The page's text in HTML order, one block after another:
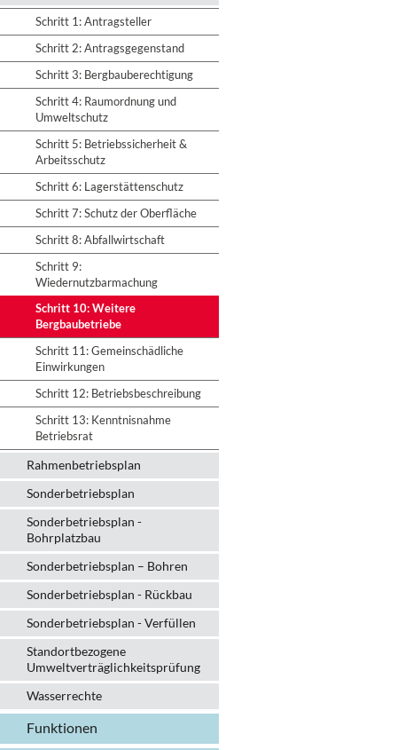
Schritt 1: Antragsteller
Schritt 2: Antragsgegenstand
Schritt 3: Bergbauberechtigung
Schritt 4: Raumordnung und
Umweltschutz
Schritt 5: Betriebssicherheit &
Arbeitsschutz
Schritt 6: Lagerstättenschutz
Schritt 7: Schutz der Oberfläche
Schritt 8: Abfallwirtschaft
Schritt 9:
Wiedernutzbarmachung
Schritt 10: Weitere
Bergbaubetriebe
Schritt 11: Gemeinschädliche
Einwirkungen
Schritt 12: Betriebsbeschreibung
Schritt 13: Kenntnisnahme
Betriebsrat
Rahmenbetriebsplan
Sonderbetriebsplan
Sonderbetriebsplan -
Bohrplatzbau
Sonderbetriebsplan – Bohren
Sonderbetriebsplan - Rückbau
Sonderbetriebsplan - Verfüllen
Standortbezogene
Umweltverträglichkeitsprüfung
Wasserrechte
Funktionen